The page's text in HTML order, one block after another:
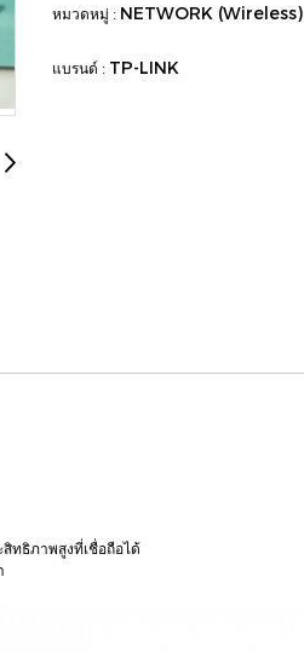
หมวดหมู่ : NETWORK (Wireless)
แบรนด์ : TP-LINK
ทธิภาพสูงที่เชื่อถือได้